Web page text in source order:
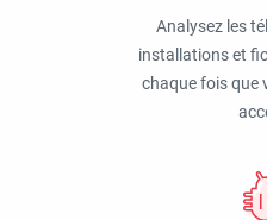
Analysez les
installations et
chaque fois que